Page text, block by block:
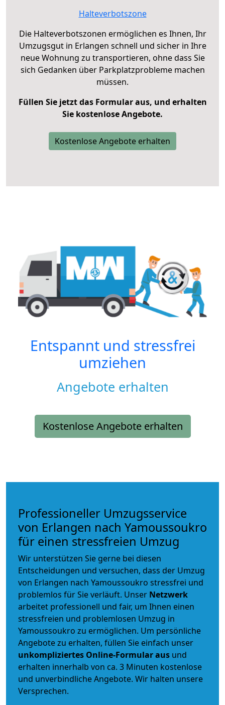
Halteverbotszone
Die Halteverbotszonen ermöglichen es Ihnen, Ihr
Umzugsgut in Erlangen schnell und sicher in Ihre
neue Wohnung zu transportieren, ohne dass Sie
sich Gedanken über Parkplatzprobleme machen
müssen.
Füllen Sie jetzt das Formular aus, und erhalten
Sie kostenlose Angebote.
Kostenlose Angebote erhalten
Entspannt und stressfrei
umziehen
Angebote erhalten
Kostenlose Angebote erhalten
Professioneller Umzugsservice
von Erlangen nach Yamoussoukro
für einen stressfreien Umzug
Wir unterstützen Sie gerne bei diesen
Entscheidungen und versuchen, dass der Umzug
von Erlangen nach Yamoussoukro stressfrei und
problemlos für Sie verläuft. Unser Netzwerk
arbeitet professionell und fair, um Ihnen einen
stressfreien und problemlosen Umzug in
Yamoussoukro zu ermöglichen. Um persönliche
Angebote zu erhalten, füllen Sie einfach unser
unkompliziertes Online-Formular aus und
erhalten innerhalb von ca. 3 Minuten kostenlose
und unverbindliche Angebote. Wir halten unsere
Versprechen.